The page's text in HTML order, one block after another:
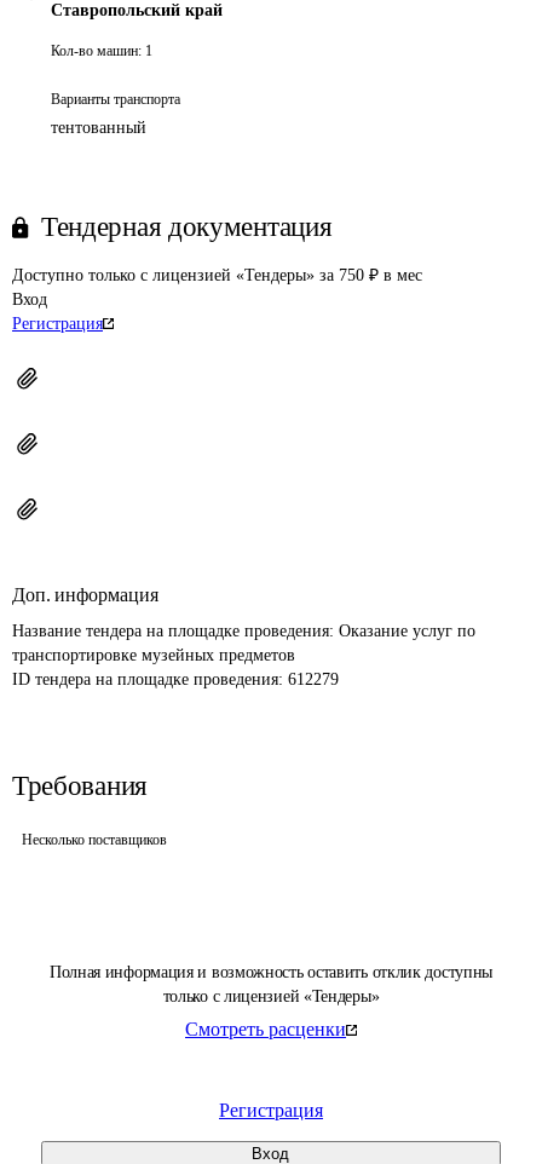
Полная информация и возможность оставить отклик доступны
только с лицензией «Тендеры»
Смотреть расценки
Регистрация
Вход
Ставропольский край
Кол-во машин: 1
Варианты транспорта
тентованный
Тендерная документация
Доступно только с лицензией «Тендеры» за 750 ₽ в мес
Вход
Регистрация
Доп. информация
Название тендера на площадке проведения: Оказание услуг по
транспортировке музейных предметов
ID тендера на площадке проведения: 612279
Требования
Несколько поставщиков